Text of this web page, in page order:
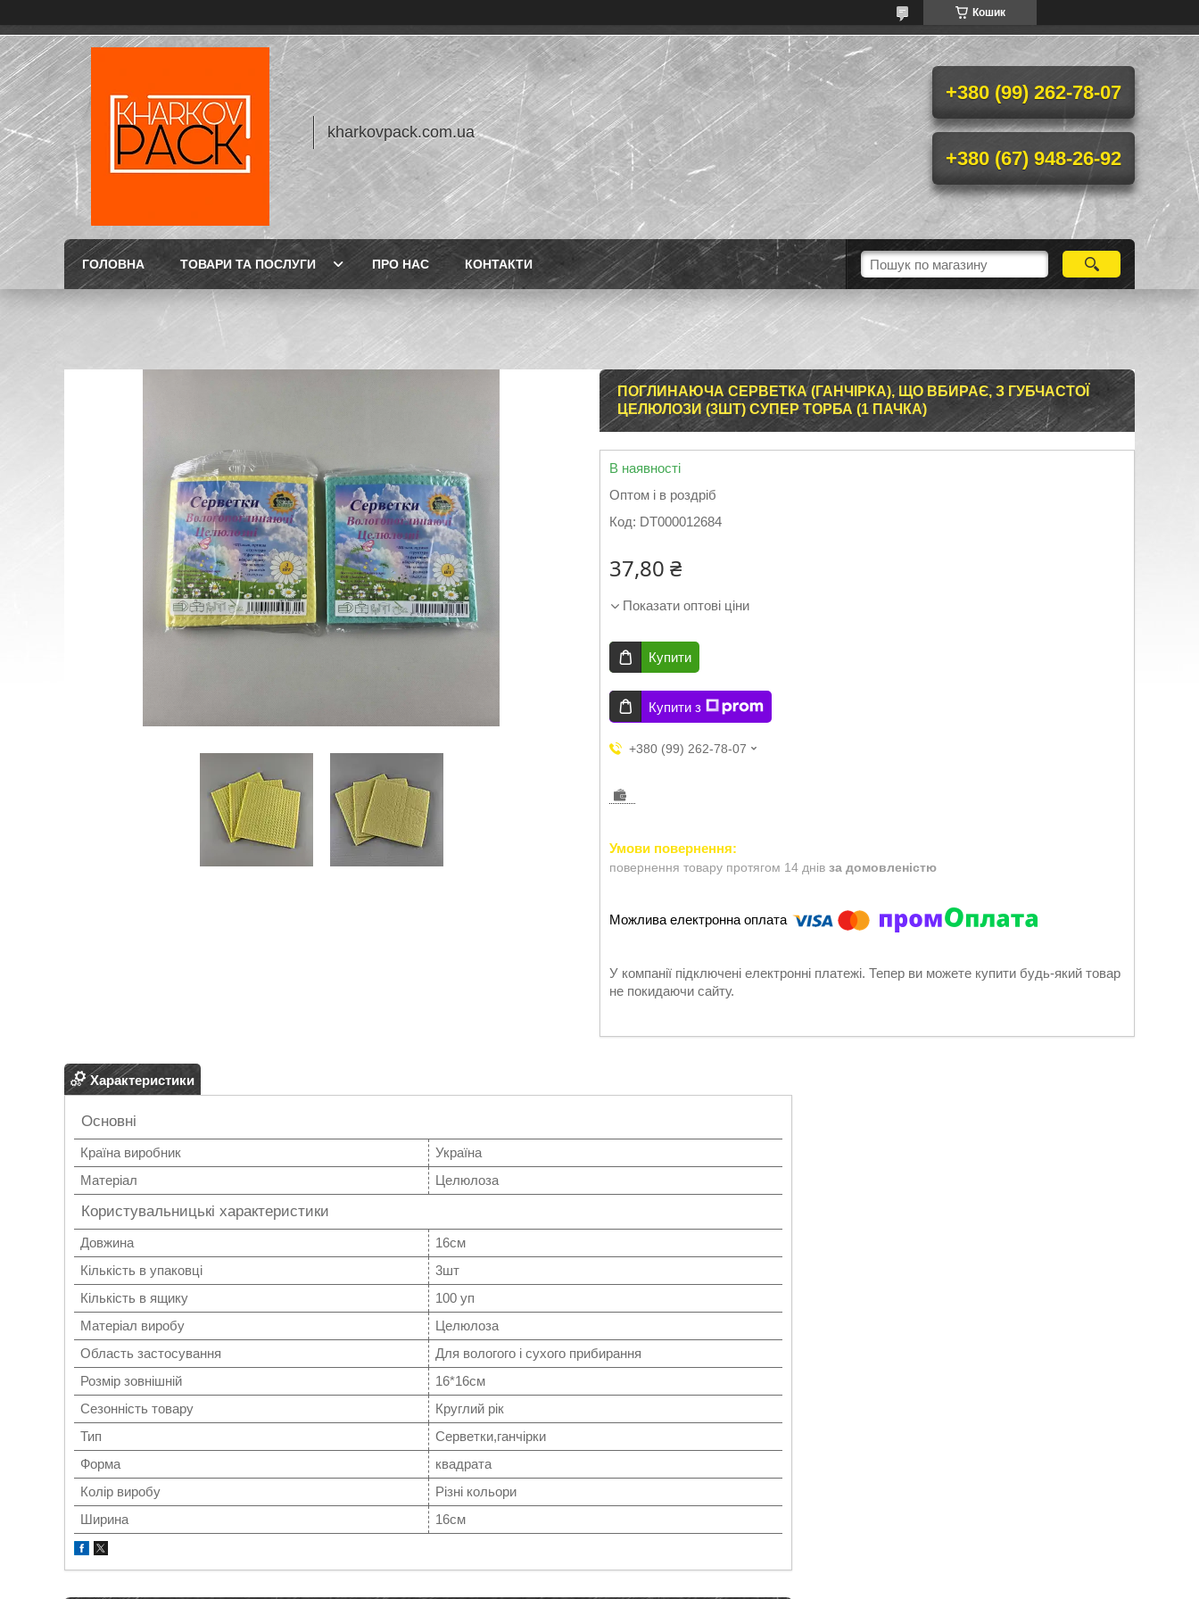
Кошик
kharkovpack.com.ua
+380 (99) 262-78-07
+380 (67) 948-26-92
ГОЛОВНА ТОВАРИ ТА ПОСЛУГИ ПРО НАС КОНТАКТИ
ПОГЛИНАЮЧА СЕРВЕТКА (ГАНЧІРКА), ЩО ВБИРАЄ, З ГУБЧАСТОЇ
ЦЕЛЮЛОЗИ (3ШТ) СУПЕР ТОРБА (1 ПАЧКА)
В наявності
Оптом і в роздріб
Код: DT000012684
37,80 ₴
Показати оптові ціни
Купити
Купити з
+380 (99) 262-78-07
повернення товару протягом 14 днів за домовленістю
У компанії підключені електронні платежі. Тепер ви можете купити будь-який товар
не покидаючи сайту.
Характеристики
Основні
Країна виробник
Україна
Матеріал
Целюлоза
Користувальницькі характеристики
Довжина
16см
Кількість в упаковці
3шт
Кількість в ящику
100 уп
Матеріал виробу
Целюлоза
Область застосування
Для вологого і сухого прибирання
Розмір зовнішній
16*16см
Сезонність товару
Круглий рік
Тип
Серветки,ганчірки
Форма
квадрата
Колір виробу
Різні кольори
Ширина
16см